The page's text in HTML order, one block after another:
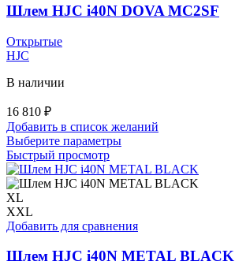
выбрать
на
Шлем HJC i40N DOVA MC2SF
Открытые
HJC
В наличии
16 810 ₽
Добавить в список желаний
Выберите параметрыЭтот
имеет
несколько
можно
на
Быстрый просмотр
XL
XXL
Добавить для сравнения
Шлем HJC i40N METAL BLACK